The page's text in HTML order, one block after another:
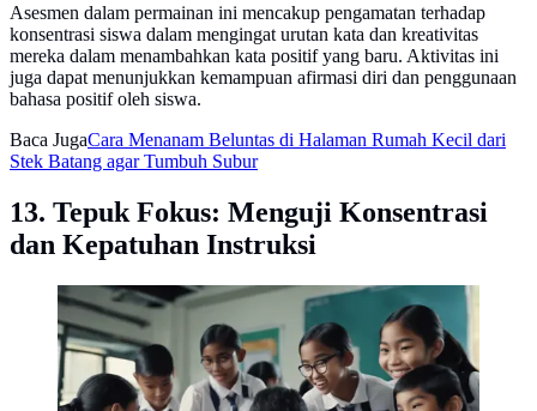
Asesmen dalam permainan ini mencakup pengamatan terhadap
konsentrasi siswa dalam mengingat urutan kata dan kreativitas
mereka dalam menambahkan kata positif yang baru. Aktivitas ini
juga dapat menunjukkan kemampuan afirmasi diri dan penggunaan
bahasa positif oleh siswa.
Baca JugaCara Menanam Beluntas di Halaman Rumah Kecil dari
Stek Batang agar Tumbuh Subur
13. Tepuk Fokus: Menguji Konsentrasi
dan Kepatuhan Instruksi